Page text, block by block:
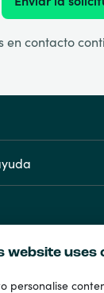
website uses
personalise
en contacto